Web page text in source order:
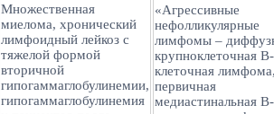
Множественная
миелома, хронический
лимфоидный лейкоз с
тяжелой формой
вторичной
гипогаммаглобулинемии,
гипогаммаглобулинемия
«Агрессивные
нефолликулярные
лимфомы –
крупноклеточная В-
клеточная
первичная
медиастинальная В-